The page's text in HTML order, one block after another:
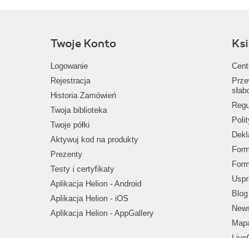
Twoje Konto
Logowanie
Rejestracja
Historia Zamówień
Twoja biblioteka
Twoje półki
Aktywuj kod na produkty
Prezenty
Testy i certyfikaty
Aplikacja Helion - Android
Aplikacja Helion - iOS
Aplikacja Helion - AppGallery
Blog